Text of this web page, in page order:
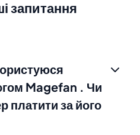
запитання
Magefan . Чи
платити за його